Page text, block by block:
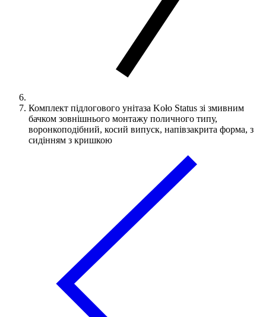
Комплект підлогового унітаза Koło Status зі змивним
бачком зовнішнього монтажу поличного типу,
воронкоподібний, косий випуск, напівзакрита форма, з
сидінням з кришкою